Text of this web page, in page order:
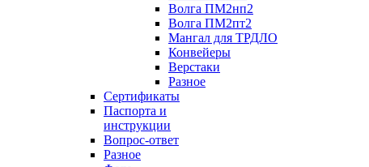
Волга ПМ2нп2
Волга ПМ2пт2
Мангал для ТРДЛО
Конвейеры
Верстаки
Разное
Сертификаты
Паспорта и
инструкции
Вопрос-ответ
Разное